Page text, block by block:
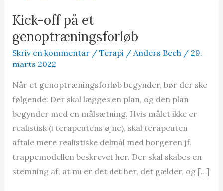
Kick-off på et
genoptræningsforløb
Skriv en kommentar / Terapi / Anders Bech / 29.
marts 2022
Når et genoptræningsforløb begynder, bør der ske
følgende: Der skal lægges en plan, og den plan
begynder med en målsætning. Hvis målet ikke er
realistisk (i terapeutens øjne), skal terapeuten
aftale mere realistiske delmål med borgeren jf.
trappemodellen beskrevet her. Der skal skabes en
stemning af, at nu er det det her, det gælder, og […]